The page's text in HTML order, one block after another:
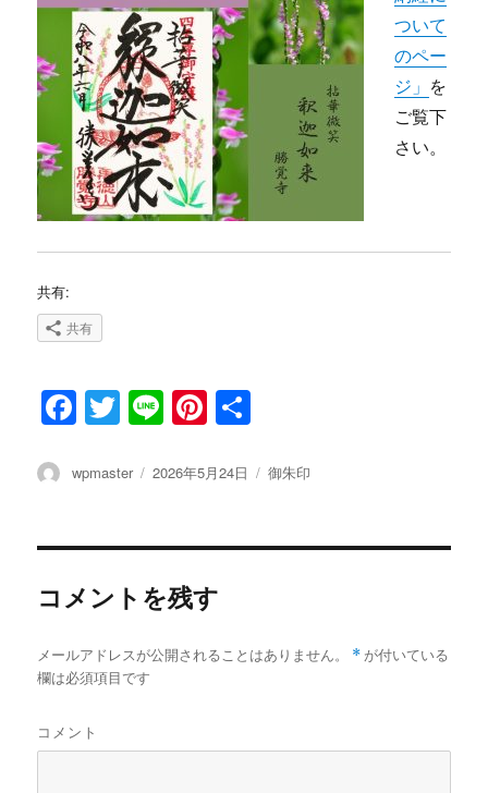
ついて
のペー
ジ」 を
ご覧下
さい。
共有:
共有
F
c
b
o
o
k
T
it
r
Li
e
Pi
te
st
投
wpmaster
投
2026年5月24日
カ
リ
御朱印
コメントを残す
メールアドレスが公開されることはありません。 * が付いている
欄は必須項目です
コメント